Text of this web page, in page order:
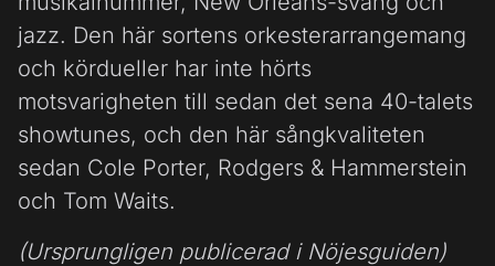
jazz. Den här sortens orkesterarrangemang
och kördueller har inte hörts
motsvarigheten till sedan det sena 40-talets
showtunes, och den här sångkvaliteten
sedan Cole Porter, Rodgers & Hammerstein
och Tom Waits.
(Ursprungligen publicerad i Nöjesguiden)